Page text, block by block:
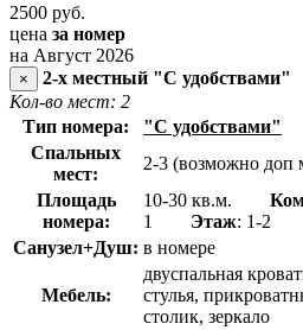
2500 руб.
цена за номер
на Август 2026
×
2-х местный "С удобствами"
Кол-во мест: 2
Тип номера:
"С удобствами"
Спальных
мест:
2-3 (возможно доп
Площадь
номера:
10-30 кв.м.
1 Этаж: 1-2
Санузел+Душ: в номере
Мебель:
двуспальная
стулья,
столик, зеркало